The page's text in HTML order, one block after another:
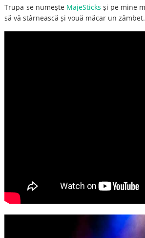
Trupa se numește MajeSticks și pe mine
să vă stârnească și vouă măcar un zâmbet.